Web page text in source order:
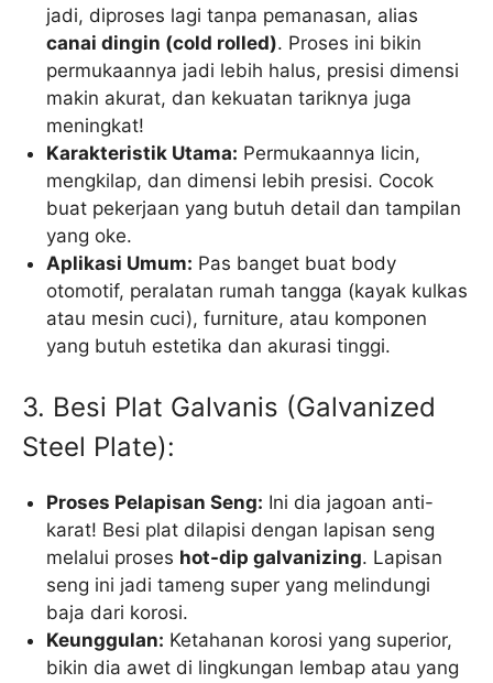
jadi, diproses lagi tanpa pemanasan, alias
canai dingin (cold rolled). Proses ini bikin
permukaannya jadi lebih halus, presisi dimensi
makin akurat, dan kekuatan tariknya juga
meningkat!
Karakteristik Utama: Permukaannya licin,
mengkilap, dan dimensi lebih presisi. Cocok
buat pekerjaan yang butuh detail dan tampilan
yang oke.
Aplikasi Umum: Pas banget buat body
otomotif, peralatan rumah tangga (kayak kulkas
atau mesin cuci), furniture, atau komponen
yang butuh estetika dan akurasi tinggi.
3. Besi Plat Galvanis (Galvanized
Steel Plate):
Proses Pelapisan Seng: Ini dia jagoan anti-
karat! Besi plat dilapisi dengan lapisan seng
melalui proses hot-dip galvanizing. Lapisan
seng ini jadi tameng super yang melindungi
baja dari korosi.
Keunggulan: Ketahanan korosi yang superior,
bikin dia awet di lingkungan lembap atau yang